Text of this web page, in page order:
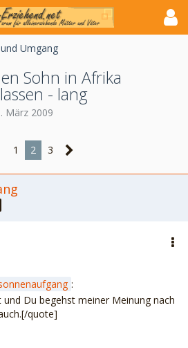
Umgang
Sohn in Afrika
- lang
März 2009
1 2 3
:
Du begehst meiner Meinung nach
quote]